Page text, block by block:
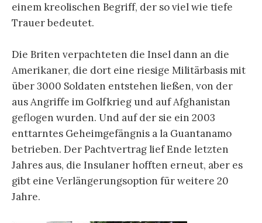
einem kreolischen Begriff, der so viel wie tiefe
Trauer bedeutet.
Die Briten verpachteten die Insel dann an die
Amerikaner, die dort eine riesige Militärbasis mit
über 3000 Soldaten entstehen ließen, von der
aus Angriffe im Golfkrieg und auf Afghanistan
geflogen wurden. Und auf der sie ein 2003
enttarntes Geheimgefängnis a la Guantanamo
betrieben. Der Pachtvertrag lief Ende letzten
Jahres aus, die Insulaner hofften erneut, aber es
gibt eine Verlängerungsoption für weitere 20
Jahre.